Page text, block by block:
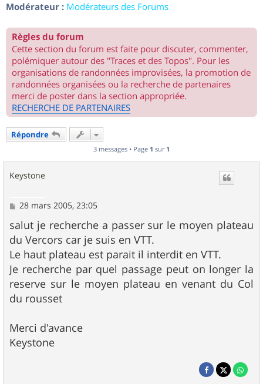
Modérateur : Modérateurs des Forums
Règles du forum
Cette section du forum est faite pour discuter, commenter,
polémiquer autour des "Traces et des Topos". Pour les
organisations de randonnées improvisées, la promotion de
randonnées organisées ou la recherche de partenaires
merci de poster dans la section appropriée.
RECHERCHE DE PARTENAIRES
Répondre
3 messages • Page 1 sur 1
Keystone
M
s
s
a
g
e
28 mars 2005, 23:05
salut je recherche a passer sur le moyen plateau
du Vercors car je suis en VTT.
Le haut plateau est parait il interdit en VTT.
Je recherche par quel passage peut on longer la
reserve sur le moyen plateau en venant du Col
du rousset
Merci d'avance
Keystone